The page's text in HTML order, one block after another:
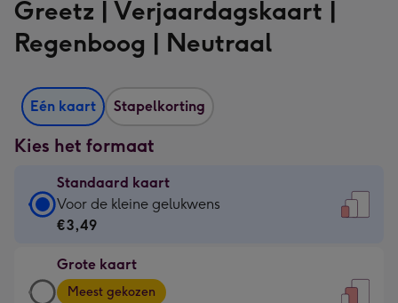
Greetz | Verjaardagskaart |
Regenboog | Neutraal
Eén kaart Stapelkorting
Kies het formaat
Standaard kaart
Standaard
kaart
€3,49
-
Voor de kleine gelukwens
€3,49
Grote kaart
Grote
Meest gekozen